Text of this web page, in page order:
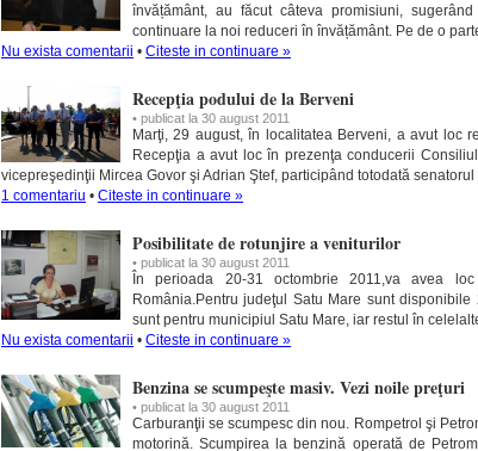
învățământ, au făcut câteva promisiuni,
continuare la noi reduceri în învățământ. Pe de o
Nu exista comentarii • Citeste in continuare »
Recepţia podului de la Berveni
• publicat la 30 august 2011
Marţi, 29 august, în localitatea Berveni, a avut loc
Recepţia a avut loc în prezenţa conducerii
vicepreşedinţii Mircea Govor şi Adrian Ştef, participând totodată senatorul
1 comentariu • Citeste in continuare »
Posibilitate de rotunjire a veniturilor
• publicat la 30 august 2011
În perioada 20-31 octombrie 2011,va avea
România.Pentru judeţul Satu Mare sunt
sunt pentru municipiul Satu Mare, iar restul în
Nu exista comentarii • Citeste in continuare »
Benzina se scumpeşte masiv. Vezi noile preţuri
• publicat la 30 august 2011
Carburanţii se scumpesc din nou. Rompetrol şi
motorină. Scumpirea la benzină operată de